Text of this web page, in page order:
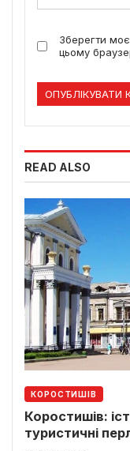
Зберегти
цьому
READ ALSO
КОРОСТИШІВ
Коростишів:
туристичні